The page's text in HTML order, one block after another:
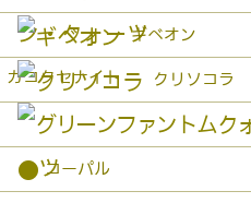
カコクセナイト
ギベオン
クリソコラ
● コーパル